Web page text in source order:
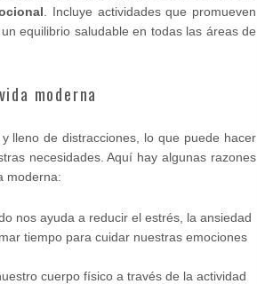
. Incluye actividades que promueven
equilibrio saludable en todas las áreas de
moderna
lleno de distracciones, lo que puede hacer
necesidades. Aquí hay algunas razones
moderna:
nos ayuda a reducir el estrés, la ansiedad
tiempo para cuidar nuestras emociones
cuerpo físico a través de la actividad